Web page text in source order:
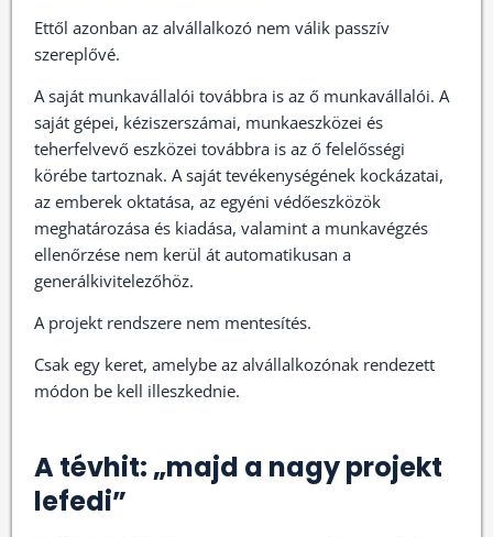
Ettől azonban az alvállalkozó nem válik passzív
szereplővé.
A saját munkavállalói továbbra is az ő munkavállalói. A
saját gépei, kéziszerszámai, munkaeszközei és
teherfelvevő eszközei továbbra is az ő felelősségi
körébe tartoznak. A saját tevékenységének kockázatai,
az emberek oktatása, az egyéni védőeszközök
meghatározása és kiadása, valamint a munkavégzés
ellenőrzése nem kerül át automatikusan a
generálkivitelezőhöz.
A projekt rendszere nem mentesítés.
Csak egy keret, amelybe az alvállalkozónak rendezett
módon be kell illeszkednie.
A tévhit: „majd a nagy projekt
lefedi”